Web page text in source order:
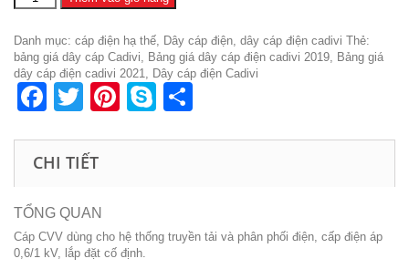
điện
cvv
240
số
lượng
Danh mục: cáp điện hạ thế Dây cáp điện dây cáp điện cadivi Thẻ:
bảng giá dây cáp Cadivi
Bảng giá dây cáp điện cadivi 2019 Bảng giá
dây cáp điện cadivi 2021
Dây cáp điện Cadivi
Facebook
Twitter
Pinterest
Skype
CHI TIẾT
TỔNG QUAN
Cáp CVV dùng cho hệ thống truyền tải và phân phối điện, cấp điện áp
0,6/1 kV, lắp đặt cố định.